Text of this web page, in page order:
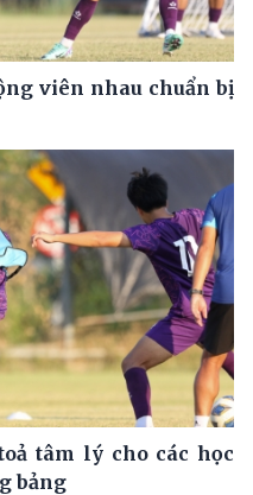
viên nhau chuẩn bị
tâm lý cho các học
bảng